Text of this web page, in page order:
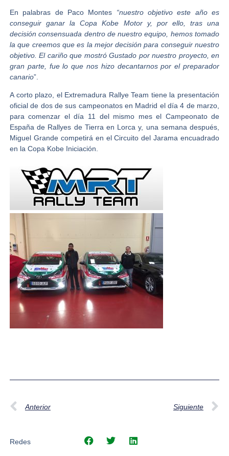
En palabras de Paco Montes “nuestro objetivo este año es
conseguir ganar la Copa Kobe Motor y, por ello, tras una
decisión consensuada dentro de nuestro equipo, hemos tomado
la que creemos que es la mejor decisión para conseguir nuestro
objetivo. El cariño que mostró Gustado por nuestro proyecto, en
gran parte, fue lo que nos hizo decantarnos por el preparador
canario”.
A corto plazo, el Extremadura Rallye Team tiene la presentación
oficial de dos de sus campeonatos en Madrid el día 4 de marzo,
para comenzar el día 11 del mismo mes el Campeonato de
España de Rallyes de Tierra en Lorca y, una semana después,
Miguel Grande competirá en el Circuito del Jarama encuadrado
en la Copa Kobe Iniciación.
Anterior Siguiente
Redes